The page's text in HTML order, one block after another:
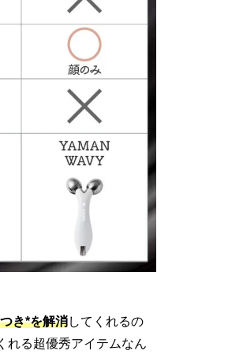
き*を解消してくれるの
れる超優秀アイテムなん